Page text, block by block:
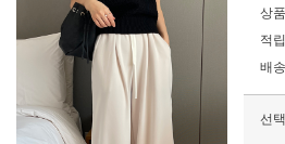
상
적
배
선택